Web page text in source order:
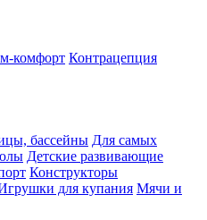
комфорт Контрацепция
бассейны Для самых
Детские развивающие
Конструкторы
для купания Мячи и